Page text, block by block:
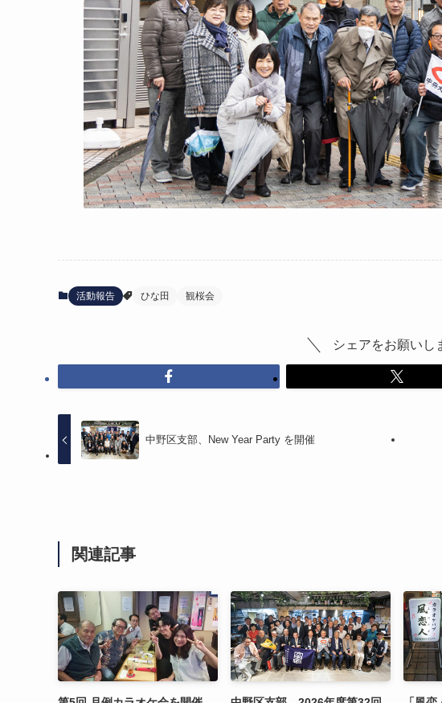
活動報告 ひな田 観桜会
シェアをお願いし
中野区支部、New Year Party を開催
関連記事